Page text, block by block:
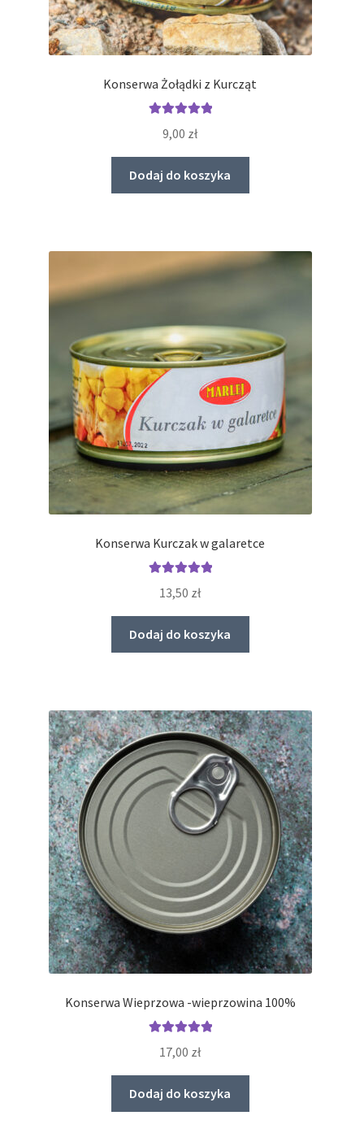
Konserwa Żołądki z Kurcząt
5.00
9,00 zł
Dodaj do koszyka
Konserwa Kurczak w galaretce
5.00
13,50 zł
Dodaj do koszyka
Konserwa Wieprzowa -wieprzowina 100%
5.00
17,00 zł
Dodaj do koszyka